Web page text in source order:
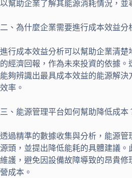
以幫助企業了解其能源消耗情況，並
二、為什麼企業需要進行成本效益分
進行成本效益分析可以幫助企業清楚
的經濟回報，作為未來投資的依據
能夠辨識出最具成本效益的能源解決
效率。
三、能源管理平台如何幫助降低成本
透過精準的數據收集與分析，能源管
源頭，並提出降低能耗的具體建議。
維護，避免因設備故障導致的昂貴修
營成本。